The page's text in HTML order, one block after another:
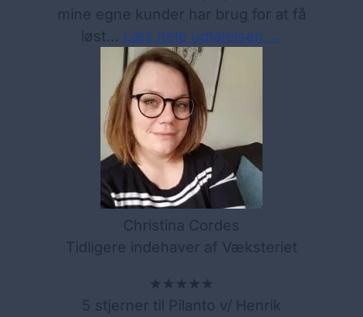
mine egne kunder har brug for at få
løst… Læs hele udtalelsen →
Christina Cordes
Tidligere indehaver af Væksteriet
★★★★★
5 stjerner til Pilanto v/ Henrik